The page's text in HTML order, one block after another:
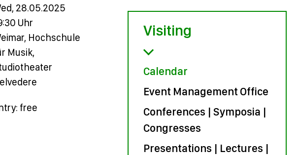
28.05.2025
Uhr
Hochschule
Musik,
free
Visiting
Calendar
Event Management Office
Conferences | Symposia |
Congresses
Presentations | Lectures |